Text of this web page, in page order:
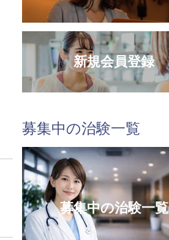
新規会員登録
募集中の治験一覧
募集中の治験一覧